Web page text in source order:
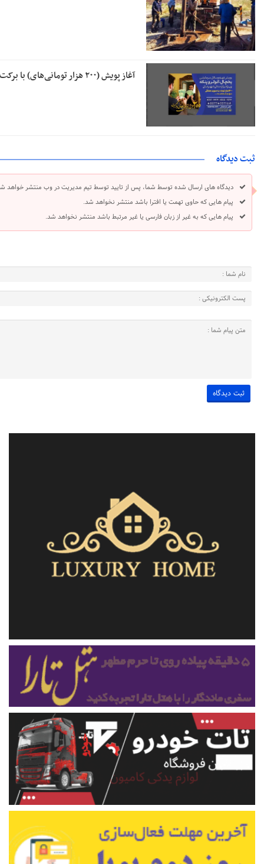
آغاز پویش (۲۰۰ هزار تومانی‌های) با برکت در نیشابور
ثبت دیدگاه
دیدگاه های ارسال شده توسط شما، پس از تایید توسط تیم مدیریت در وب منتشر خواهد
پیام هایی که حاوی تهمت یا افترا باشد منتشر نخواهد شد.
پیام هایی که به غیر از زبان فارسی یا غیر مرتبط باشد منتشر نخواهد شد.